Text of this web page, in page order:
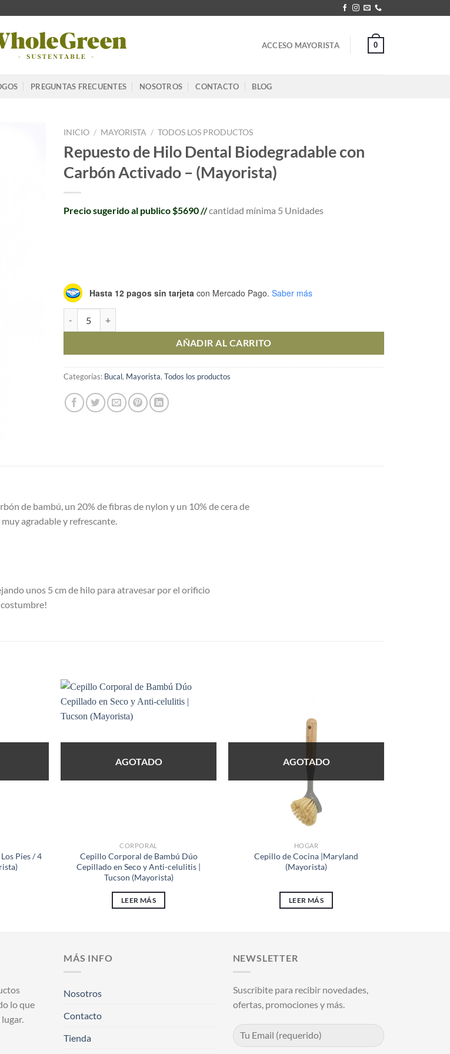
ACCESO MAYORISTA 0
PREGUNTAS FRECUENTES NOSOTROS CONTACTO BLOG
INICIO / MAYORISTA / TODOS LOS PRODUCTOS
Repuesto de Hilo Dental Biodegradable con
Carbón Activado – (Mayorista)
Precio sugerido al publico $5690 //cantidad mínima 5 Unidades
Hasta 12 pagos sin tarjeta con Mercado Pago. Saber más
AÑADIR AL CARRITO
Categorías: Bucal, Mayorista, Todos los productos
de bambú, un 20% de fibras de nylon y un 10% de cera de
agradable y refrescante.
unos 5 cm de hilo para atravesar por el orificio
Pies / 4
AGOTADO
CORPORAL
Cepillo Corporal de Bambú Dúo
Cepillado en Seco y Anti-celulitis |
Tucson (Mayorista)
LEER MÁS
AGOTADO
HOGAR
Cepillo de Cocina |Maryland
(Mayorista)
LEER MÁS
lo que
MÁS INFO
Nosotros
Contacto
Tienda
NEWSLETTER
Suscribite para recibir novedades,
ofertas, promociones y más.